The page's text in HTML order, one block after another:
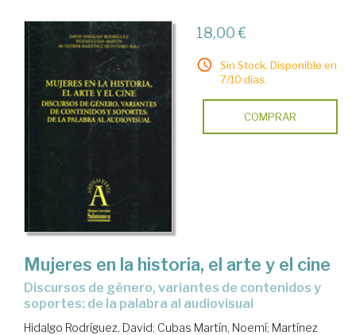
18,00 €
Sin Stock. Disponible en
7/10 días.
COMPRAR
Mujeres en la historia, el arte y el cine
discursos de género, variantes de contenidos y
soportes: de la palabra al audiovisual
Hidalgo Rodríguez, David; Cubas Martín, Noemí; Martínez